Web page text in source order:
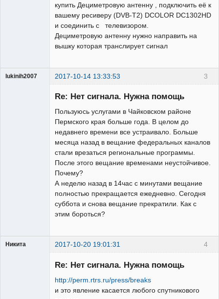
купить Дециметровую антенну , подключить её к
вашему ресиверу (DVB-T2) DCOLOR DC1302HD
и соединить с телевизором.
Дециметровую антенну нужно направить на
вышку которая транслирует сигнал
3
lukinih2007 2017-10-14 13:33:53
Re: Нет сигнала. Нужна помощь
Пользуюсь услугами в Чайковском районе
Пермского края больше года. В целом до
недавнего времени все устраивало. Больше
месяца назад в вещание федеральных каналов
стали врезаться региональные программы.
После этого вещание временами неустойчивое.
Почему?
А неделю назад в 14час с минутами вещание
полностью прекращается ежедневно. Сегодня
суббота и снова вещание прекратили. Как с
этим бороться?
4
Никита 2017-10-20 19:01:31
Re: Нет сигнала. Нужна помощь
http://perm.rtrs.ru/press/breaks
и это явление касается любого спутникового